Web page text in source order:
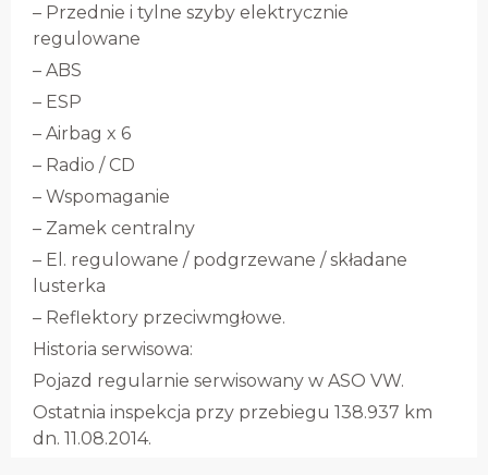
– Przednie i tylne szyby elektrycznie
regulowane
– ABS
– ESP
– Airbag x 6
– Radio / CD
– Wspomaganie
– Zamek centralny
– El. regulowane / podgrzewane / składane
lusterka
– Reflektory przeciwmgłowe.
Historia serwisowa:
Pojazd regularnie serwisowany w ASO VW.
Ostatnia inspekcja przy przebiegu 138.937 km
dn. 11.08.2014.